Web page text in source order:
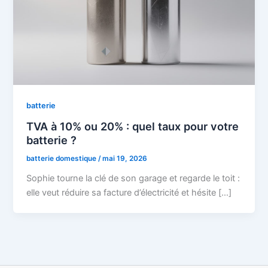
batterie
TVA à 10% ou 20% : quel taux pour votre
batterie ?
batterie domestique/mai 19, 2026
Sophie tourne la clé de son garage et regarde le toit :
elle veut réduire sa facture d’électricité et hésite […]